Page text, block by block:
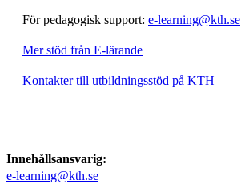
För pedagogisk support: e-learning@kth.se
Mer stöd från E-lärande
Kontakter till utbildningsstöd på KTH
Innehållsansvarig:
e-learning@kth.se